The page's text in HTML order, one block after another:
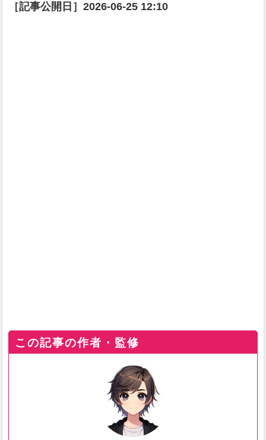
［記事公開日］2026-06-25 12:10
この記事の作者・監修